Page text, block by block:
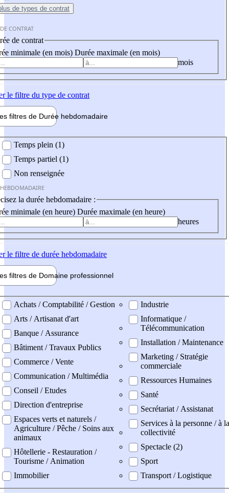
de types de contrat
CONTRAT
de contrat
minimale (en mois) Durée maximale (en mois)
mois
le filtre du type de contrat
filtres de Durée hebdomadaire
Temps plein (1)
Temps partiel (1)
Non renseignée
la durée hebdomadaire :
minimale (en heure) Durée maximale (en heure)
heures
le filtre de durée hebdomadaire
filtres de Domaine professionnel
professionel
Achats / Comptabilité / Gestion
Arts / Artisanat d'art
Banque / Assurance
Bâtiment / Travaux Publics
Commerce / Vente
Communication / Multimédia
Conseil / Etudes
Direction d'entreprise
Espaces verts et naturels /
Agriculture / Pêche / Soins aux
animaux
Hôtellerie - Restauration /
Tourisme / Animation
Immobilier
Industrie
Informatique /
Télécommunication
Installation / Maintenance
Marketing / Stratégie
commerciale
Ressources Humaines
Santé
Secrétariat / Assistanat
Services à la personne / à la
collectivité
Spectacle (2)
Sport
Transport / Logistique